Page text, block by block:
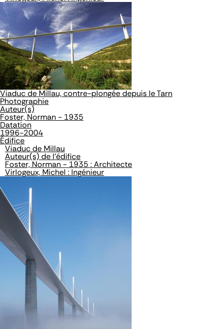
Viaduc de Millau, contre-plongée depuis le Tarn
Photographie
Auteur(s)
Foster, Norman - 1935
Datation
1996-2004
Édifice
Viaduc de Millau
Auteur(s) de l'édifice
Foster, Norman - 1935 : Architecte
Virlogeux, Michel : Ingénieur